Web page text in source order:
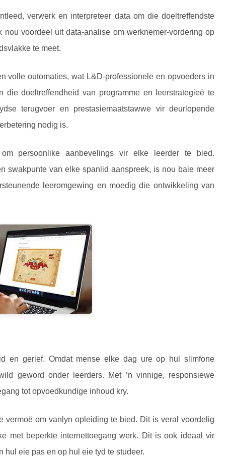
verwerk en interpreteer data om die doeltreffendste
voordeel uit data-analise om werknemer-vordering op
te meet.
volle outomaties, wat L&D-professionele en opvoeders in
doeltreffendheid van programme en leerstrategieë te
terugvoer en prestasiemaatstawwe vir deurlopende
nodig is.
persoonlike aanbevelings vir elke leerder te bied.
swakpunte van elke spanlid aanspreek, is nou baie meer
leeromgewing en moedig die ontwikkeling van
en gerief. Omdat mense elke dag ure op hul slimfone
geword onder leerders. Met ’n vinnige, responsiewe
tot opvoedkundige inhoud kry.
vermoë om vanlyn opleiding te bied. Dit is veral voordelig
met beperkte internettoegang werk. Dit is ook ideaal vir
hul eie pas en op hul eie tyd te studeer.